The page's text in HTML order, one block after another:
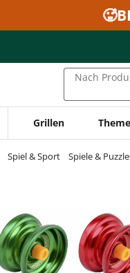
Nach
Grillen
Spiel & Sport Spiele &